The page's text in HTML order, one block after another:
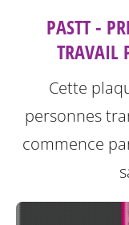
PASTT -
TRAVAIL
Cette
personnes
commence